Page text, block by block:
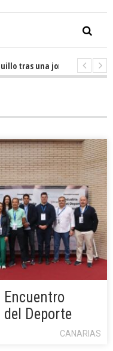
una jornada de
Deporte
CANARIAS